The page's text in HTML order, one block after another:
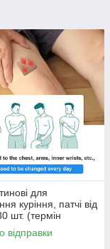
для
куріння, патчі від
шт. (термін
відправки